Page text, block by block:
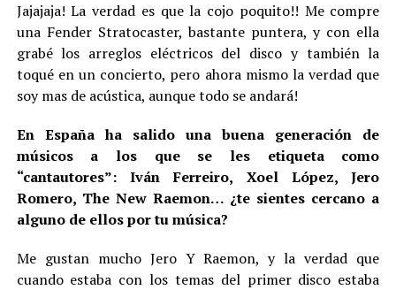
Jajajaja! La verdad es que la cojo poquito!! Me compre
una Fender Stratocaster, bastante puntera, y con ella
grabé los arreglos eléctricos del disco y también la
toqué en un concierto, pero ahora mismo la verdad que
soy mas de acústica, aunque todo se andará!
En España ha salido una buena generación de
músicos a los que se les etiqueta como
“cantautores”: Iván Ferreiro, Xoel López, Jero
Romero, The New Raemon… ¿te sientes cercano a
alguno de ellos por tu música?
Me gustan mucho Jero Y Raemon, y la verdad que
cuando estaba con los temas del primer disco estaba